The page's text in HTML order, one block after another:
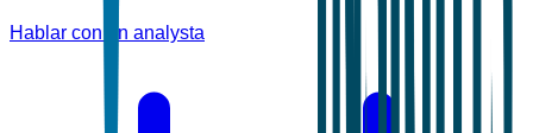
Hablar con un analysta